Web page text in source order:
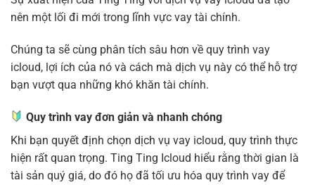
nên một lối đi mới trong lĩnh vực vay tài chính.
Chúng ta sẽ cùng phân tích sâu hơn về quy trình vay
icloud, lợi ích của nó và cách mà dịch vụ này có thể hỗ trợ
bạn vượt qua những khó khăn tài chính.
Quy trình vay đơn giản và nhanh chóng
Khi bạn quyết định chọn dịch vụ vay icloud, quy trình thực
hiện rất quan trọng. Ting Ting Icloud hiểu rằng thời gian là
tài sản quý giá, do đó họ đã tối ưu hóa quy trình vay để